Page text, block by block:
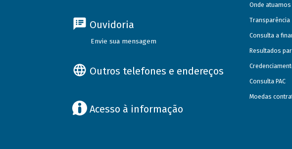
Ouvidoria
Envie sua mensagem
Outros telefones e endereços
Acesso à informação
Onde atuamos
Transparência
Consulta a
Resultados
Consulta PAC
Moedas